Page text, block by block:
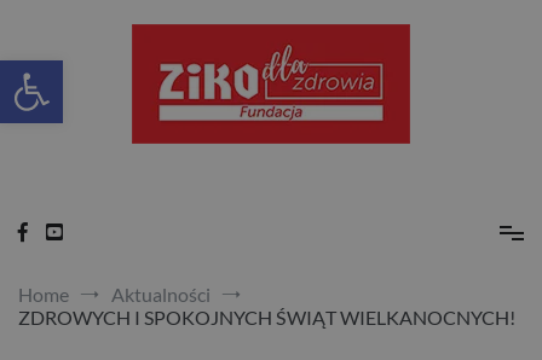
content
Home
Aktualności
ZDROWYCH I SPOKOJNYCH ŚWIĄT WIELKANOCNYCH!
Otwórz pasek narzędzi